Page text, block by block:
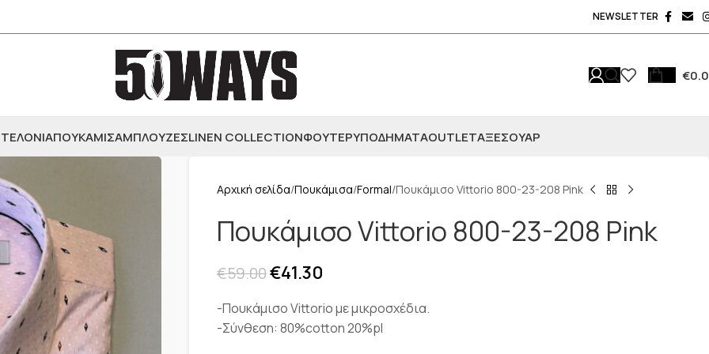
NEWSLETTER
€
ΠΟΥΚΑΜΙΣΑΜΠΛΟΥΖΕΣLINEN COLLECTIONΦΟΥΤΕΡΥΠΟΔΗΜΑΤΑOUTLETΑΞΕΣΟΥΆΡ
Αρχική σελίδα Πουκάμισα Formal Πουκάμισο Vittorio 800-23-208 Pink
Πουκάμισο Vittorio 800-23-208 Pink
€59.00€41.30
-Πουκάμισο Vittorio με μικροσχέδια.
-Σύνθεση: 80%cotton 20%pl